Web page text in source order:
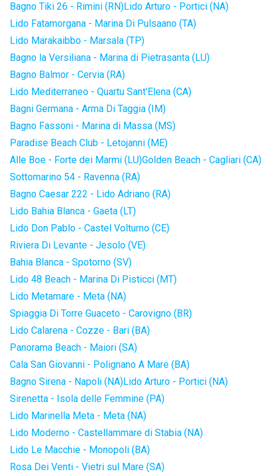
Bagno Tiki 26 - Rimini (RN)Lido Arturo - Portici (NA)
Lido Fatamorgana - Marina Di Pulsaano (TA)
Lido Marakaibbo - Marsala (TP)
Bagno la Versiliana - Marina di Pietrasanta (LU)
Bagno Balmor - Cervia (RA)
Lido Mediterraneo - Quartu Sant'Elena (CA)
Bagni Germana - Arma Di Taggia (IM)
Bagno Fassoni - Marina di Massa (MS)
Paradise Beach Club - Letojanni (ME)
Alle Boe - Forte dei Marmi (LU)Golden Beach - Cagliari (CA)
Sottomarino 54 - Ravenna (RA)
Bagno Caesar 222 - Lido Adriano (RA)
Lido Bahia Blanca - Gaeta (LT)
Lido Don Pablo - Castel Volturno (CE)
Riviera Di Levante - Jesolo (VE)
Bahia Blanca - Spotorno (SV)
Lido 48 Beach - Marina Di Pisticci (MT)
Lido Metamare - Meta (NA)
Spiaggia Di Torre Guaceto - Carovigno (BR)
Lido Calarena - Cozze - Bari (BA)
Panorama Beach - Maiori (SA)
Cala San Giovanni - Polignano A Mare (BA)
Bagno Sirena - Napoli (NA)Lido Arturo - Portici (NA)
Sirenetta - Isola delle Femmine (PA)
Lido Marinella Meta - Meta (NA)
Lido Moderno - Castellammare di Stabia (NA)
Lido Le Macchie - Monopoli (BA)
Rosa Dei Venti - Vietri sul Mare (SA)